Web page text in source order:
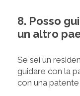
8. Posso
un altro
Se sei un
guidare con la
con una